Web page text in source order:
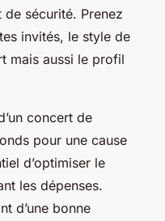
de sécurité. Prenez
invités, le style de
mais aussi le profil
concert de
pour une cause
d’optimiser le
les dépenses.
d’une bonne